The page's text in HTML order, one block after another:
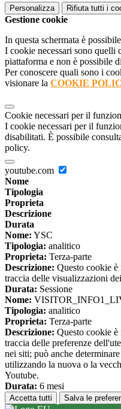
Personalizza Rifiuta tutti i
Gestione cookie
In questa schermata è
I cookie necessari sono quelli
piattaforma e non è possibile
Per conoscere quali sono i
visionare la COOKIE
Cookie necessari per il
I cookie necessari per il
disabilitati. È possibile
policy.
youtube.com
Nome
Tipologia
Proprieta
Descrizione
Durata
Nome: YSC
Tipologia: analitico
Proprieta: Terza-parte
Descrizione: Questo cookie è
traccia delle visualizzazioni
Durata: Sessione
Nome:
Tipologia: analitico
Proprieta: Terza-parte
Descrizione: Questo cookie è
traccia delle preferenze
nei siti; può anche
utilizzando la nuova o la
Youtube.
Durata: 6 mesi
Accetta tutti Salva le